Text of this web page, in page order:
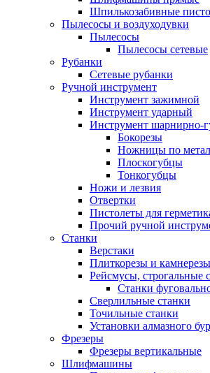
Шпилькозабивные
Пылесосы и воздуходувки
Пылесосы
Пылесосы сетевые
Рубанки
Сетевые рубанки
Ручной инструмент
Инструмент зажимной
Инструмент ударный
Инструмент шарнирно-
Бокорезы
Ножницы по
Плоскогубцы
Тонкогубцы
Ножи и лезвия
Отвертки
Пистолеты для
Прочий ручной
Станки
Верстаки
Плиткорезы и камнерезы
Рейсмусы, строгальные
Станки
Сверлильные станки
Точильные станки
Установки алмазного
Фрезеры
Фрезеры вертикальные
Шлифмашины